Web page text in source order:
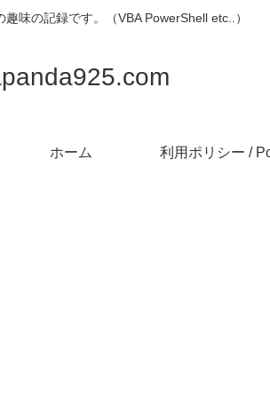
味の記録です。（VBA PowerShell etc..）
ホーム 利用ポリシー /